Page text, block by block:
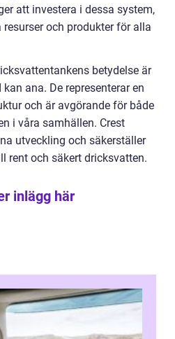
att investera i dessa system,
och produkter för alla
betydelse är
ana. De representerar en
och är avgörande för både
i våra samhällen. Crest
utveckling och säkerställer
rent och säkert dricksvatten.
inlägg här